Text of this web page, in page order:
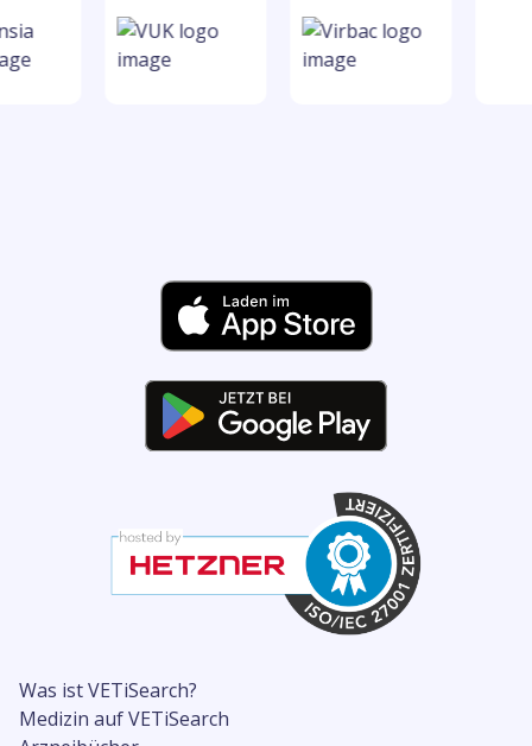
Was ist VETiSearch?
Medizin auf VETiSearch